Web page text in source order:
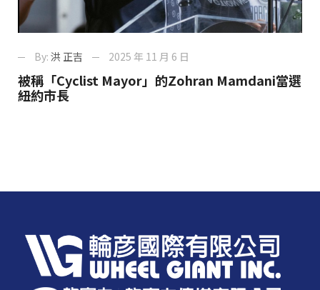
By: 洪 正吉 2025 年 11 月 6 日
被稱「Cyclist Mayor」的Zohran Mamdani當選
紐約市長